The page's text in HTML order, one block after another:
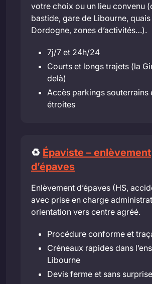
votre choix ou un lieu convenu
bastide, gare de Libourne, quais
Dordogne, zones d’activités…).
7j/7 et 24h/24
Courts et longs trajets (la
delà)
Accès parkings souterrains
étroites
♻️ Épaviste – enlèvement
d’épaves
Enlèvement d’épaves (HS,
avec prise en charge
orientation vers centre agréé.
Procédure conforme et
Créneaux rapides dans
Libourne
Devis ferme et sans surprise